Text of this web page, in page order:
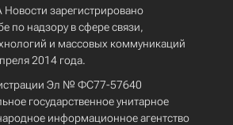
зарегистрировано
по надзору в сфере связи,
и массовых коммуникаций
2014 года.
Эл № ФС77-57640
государственное унитарное
информационное агентство